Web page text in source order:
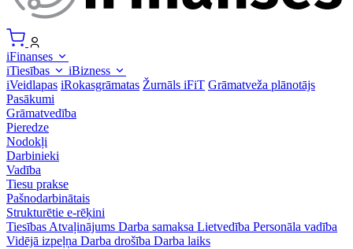
iFinanses
iTiesības
iBizness
iVeidlapas iRokasgrāmatas Žurnāls iFiT Grāmatveža plānotājs
Pasākumi
Grāmatvedība
Pieredze
Nodokļi
Darbinieki
Vadība
Tiesu prakse
Pašnodarbinātais
Strukturētie e-rēķini
Tiesības Atvaļinājums Darba samaksa Lietvedība Personāla vadība
Vidējā izpeļņa Darba drošība Darba laiks